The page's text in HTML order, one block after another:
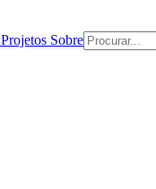
Projetos Sobre